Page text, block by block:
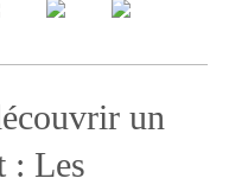
un
: Les